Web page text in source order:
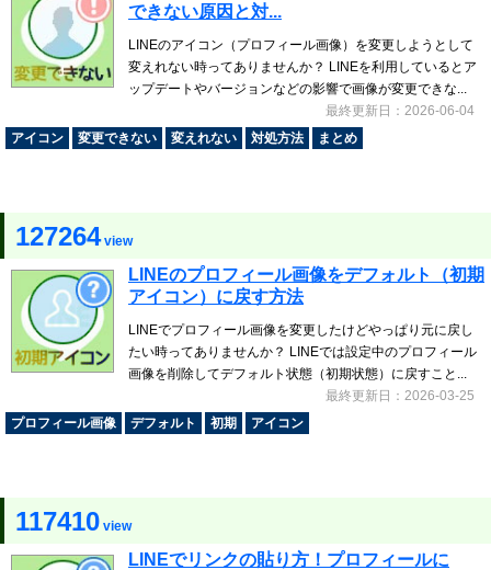
できない原因と対...
LINEのアイコン（プロフィール画像）を変更しようとして
変えれない時ってありませんか？ LINEを利用しているとア
ップデートやバージョンなどの影響で画像が変更できな...
最終更新日：2026-06-04
アイコン
変更できない 変えれない 対処方法 まとめ
127264view
LINEのプロフィール画像をデフォルト（初期
アイコン）に戻す方法
LINEでプロフィール画像を変更したけどやっぱり元に戻し
たい時ってありませんか？ LINEでは設定中のプロフィール
画像を削除してデフォルト状態（初期状態）に戻すこと...
最終更新日：2026-03-25
プロフィール画像
デフォルト 初期 アイコン
117410 view
LINEでリンクの貼り方！プロフィールに